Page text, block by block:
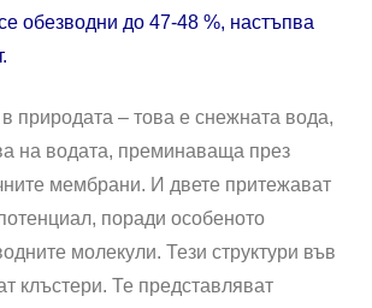
обезводни до 47-48 %, настъпва
природата – това е снежната вода,
на водата, преминаваща през
мембрани. И двете притежават
поради особеното
молекули. Тези структури във
клъстери. Те представляват